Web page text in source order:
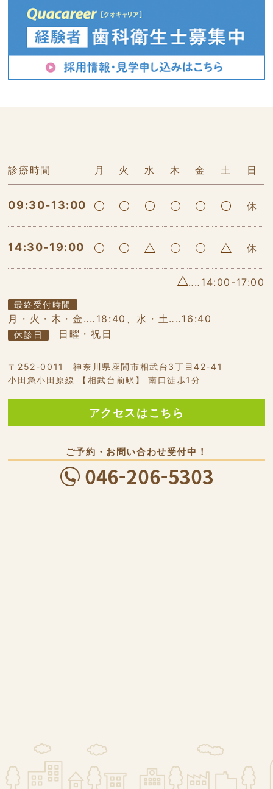
診療時間 月 火 水 木 金 土 日
09:30-13:00 休
14:30-19:00 休
‥‥14:00-17:00
最終受付時間
月・火・木・金‥‥18:40、水・土‥‥16:40
休診日 日曜・祝日
〒252-0011 神奈川県座間市相武台3丁目42-41
小田急小田原線 【相武台前駅】 南口徒歩1分
アクセスはこちら
ご予約・お問い合わせ受付中！